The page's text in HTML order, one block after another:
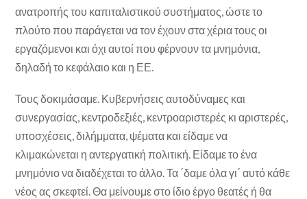
ανατροπής του καπιταλιστικού συστήματος, ώστε το
πλούτο που παράγεται να τον έχουν στα χέρια τους οι
εργαζόμενοι και όχι αυτοί που φέρνουν τα μνημόνια,
δηλαδή το κεφάλαιο και η ΕΕ.
Τους δοκιμάσαμε. Κυβερνήσεις αυτοδύναμες και
συνεργασίας, κεντροδεξιές, κεντροαριστερές κι αριστερές,
υποσχέσεις, διλήμματα, ψέματα και είδαμε να
κλιμακώνεται η αντεργατική πολιτική. Είδαμε το ένα
μνημόνιο να διαδέχεται το άλλο. Τα ΄δαμε όλα γι΄ αυτό κάθε
νέος ας σκεφτεί. Θα μείνουμε στο ίδιο έργο θεατές ή θα